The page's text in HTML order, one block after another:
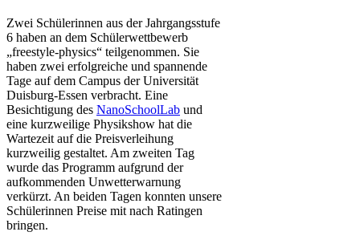
Zwei Schülerinnen aus der Jahrgangsstufe
6 haben an dem Schülerwettbewerb
„freestyle-physics“ teilgenommen. Sie
haben zwei erfolgreiche und spannende
Tage auf dem Campus der Universität
Duisburg-Essen verbracht. Eine
Besichtigung des NanoSchoolLab und
eine kurzweilige Physikshow hat die
Wartezeit auf die Preisverleihung
kurzweilig gestaltet. Am zweiten Tag
wurde das Programm aufgrund der
aufkommenden Unwetterwarnung
verkürzt. An beiden Tagen konnten unsere
Schülerinnen Preise mit nach Ratingen
bringen.